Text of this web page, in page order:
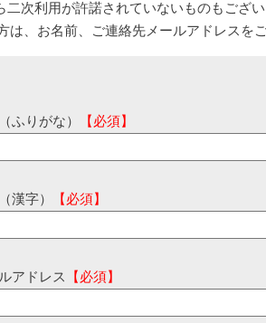
二次利用が許諾されていないものもござ
は、お名前、ご連絡先メールアドレスを
ふりがな） 【必須】
漢字） 【必須】
アドレス 【必須】